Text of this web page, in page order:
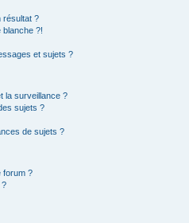
résultat ?
blanche ?!
et sujets ?
la surveillance ?
sujets ?
de sujets ?
forum ?
?